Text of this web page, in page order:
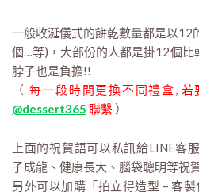
一般收涎儀式的餅乾數量都是以12
個…等)，大部份的人都是掛12個比
脖子也是負擔!!
（ 每一段時間更換不同禮盒, 若
@dessert365 聯繫 ）
上面的祝賀語可以私訊給LINE客
子成龍、健康長大、腦袋聰明等祝
另外可以加購「拍立得造型 – 客